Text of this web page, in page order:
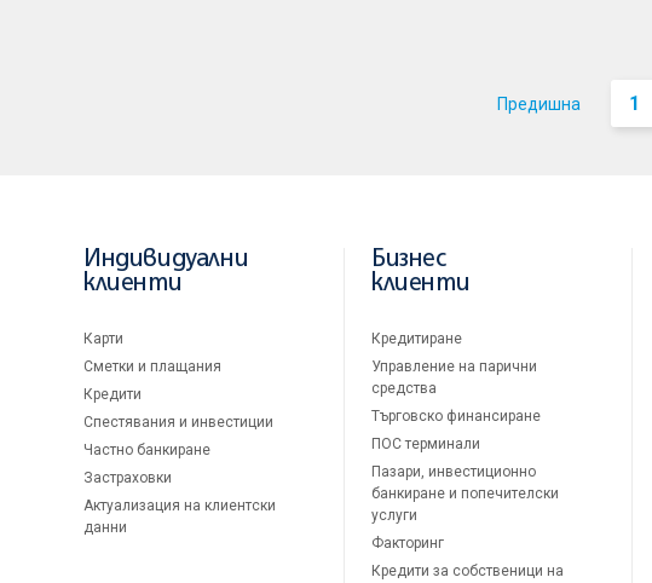
Предишна 1
Индивидуални
клиенти
Карти
Сметки и плащания
Кредити
Спестявания и инвестиции
Частно банкиране
Застраховки
Актуализация на клиентски
данни
Бизнес
клиенти
Кредитиране
Управление на парични
средства
Търговско финансиране
ПОС терминали
Пазари, инвестиционно
банкиране и попечителски
услуги
Факторинг
Кредити за собственици на